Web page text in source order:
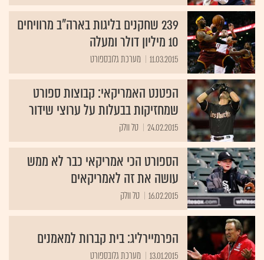
239 שחקנים בליגות בארה"ב מרוויחים
10 מיליון דולר ומעלה
11.03.2015 מערכת גלובספורט
הפטנט האמריקאי: קבוצות ספורט
שמחזיקות בבעלות על ערוצי שידור
24.02.2015 טל וולק
הספורט הכי אמריקאי כבר לא ממש
עושה את זה לאמריקאים
16.02.2015 טל וולק
הפרמיירליג: בית קברות למאמנים
13.01.2015 מערכת גלובספורט